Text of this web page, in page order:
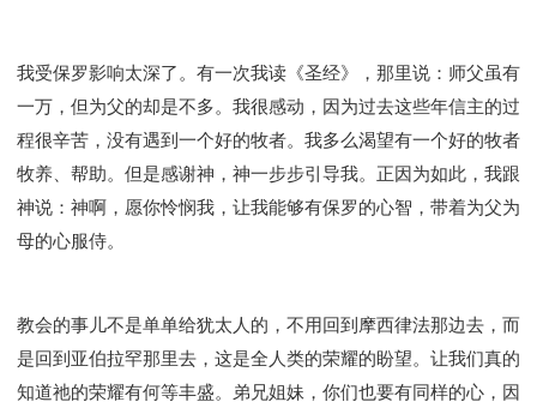
我受保罗影响太深了。有一次我读《圣经》，那里说：师父虽有
一万，但为父的却是不多。我很感动，因为过去这些年信主的过
程很辛苦，没有遇到一个好的牧者。我多么渴望有一个好的牧者
牧养、帮助。但是感谢神，神一步步引导我。正因为如此，我跟
神说：神啊，愿你怜悯我，让我能够有保罗的心智，带着为父为
母的心服侍。
教会的事儿不是单单给犹太人的，不用回到摩西律法那边去，而
是回到亚伯拉罕那里去，这是全人类的荣耀的盼望。让我们真的
知道祂的荣耀有何等丰盛。弟兄姐妹，你们也要有同样的心，因